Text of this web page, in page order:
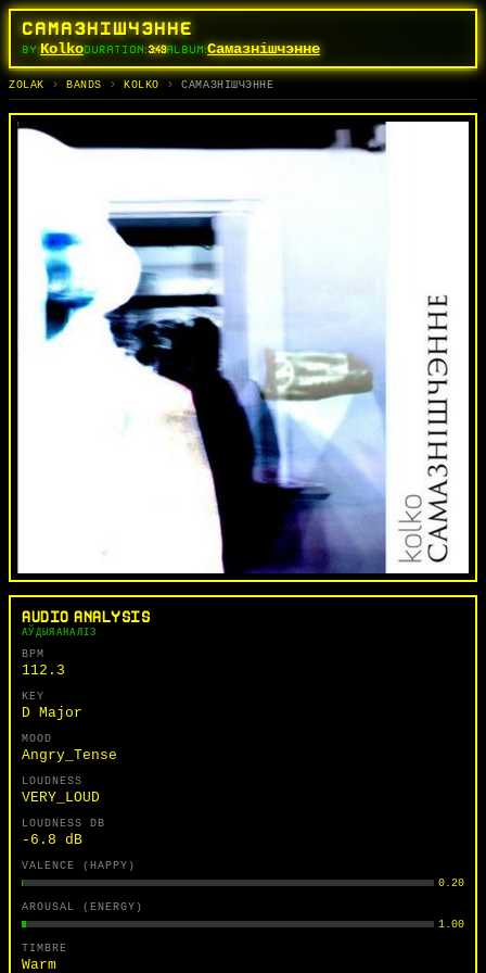
САМАЗНIШЧЭННЕ
BY:KolkoDURATION:3:49ALBUM:Самазнiшчэнне
BANDS
ГУРТЫ
ALBUMS
АЛЬБОМЫ
TRACKS
СЬПЕВЫ
SEARCH
ПОШУК
ZOLAK BANDS KOLKO САМАЗНIШЧЭННЕ
AUDIO ANALYSIS
АЎДЫЯАНАЛІЗ
BPM
112.3
KEY
D Major
MOOD
Angry_Tense
LOUDNESS
VERY_LOUD
LOUDNESS DB
-6.8 dB
VALENCE (HAPPY)
0.20
AROUSAL (ENERGY)
1.00
TIMBRE
Warm